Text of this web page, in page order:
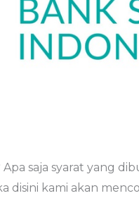
Apa saja syarat yang
disini kami akan